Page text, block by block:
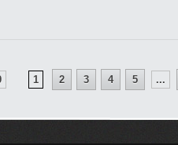
1 2 3 4 5 ...